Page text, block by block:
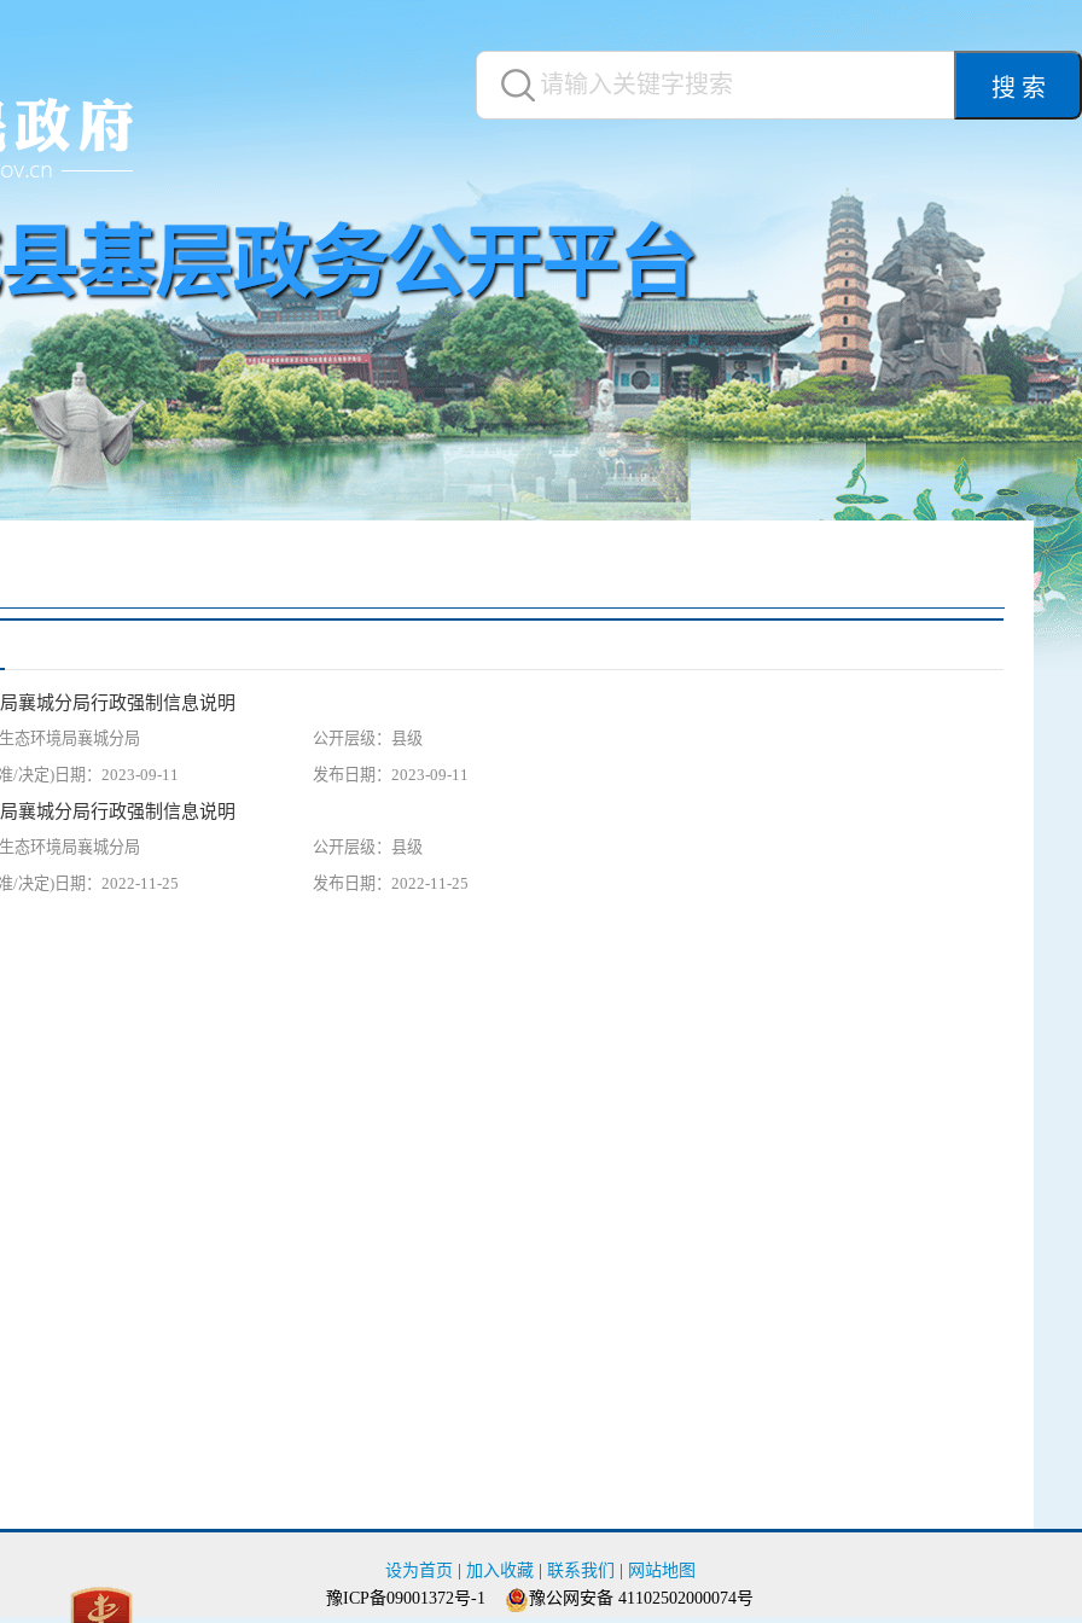
搜 索
基层政务公开平台
襄城分局行政强制信息说明
态环境局襄城分局
县级
2023-09-11
2023-09-11
襄城分局行政强制信息说明
态环境局襄城分局
县级
2022-11-25
2022-11-25
设为首页 加入收藏| 联系我们
网站地图
豫ICP备09001372号-1
豫公网安备 41102502000074号